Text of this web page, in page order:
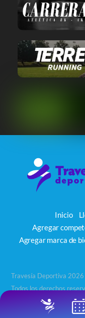
Inicio
Agregar
Agregar marca de
Travesía Deportiva 2026
Todos los derechos